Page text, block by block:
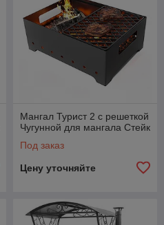
Мангал Турист 2 с решеткой
Чугунной для мангала Стейк
Под заказ
Цену уточняйте